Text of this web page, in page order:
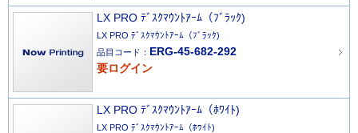
LX PRO ﾃﾞｽｸﾏｳﾝﾄｱｰﾑ（ﾌﾞﾗｯｸ)
LX PRO ﾃﾞｽｸﾏｳﾝﾄｱｰﾑ（ﾌﾞﾗｯｸ)
品目コード： ERG-45-682-292
要ログイン
LX PRO ﾃﾞｽｸﾏｳﾝﾄｱｰﾑ（ﾎﾜｲﾄ)
LX PRO ﾃﾞｽｸﾏｳﾝﾄｱｰﾑ（ﾎﾜｲﾄ)